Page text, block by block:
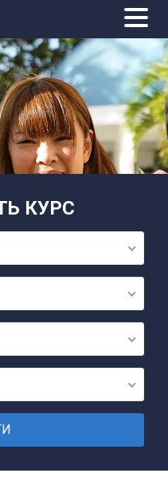
СЕМЕЙНЫЕ
КУРС